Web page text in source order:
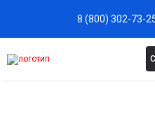
8 (800) 302-73-